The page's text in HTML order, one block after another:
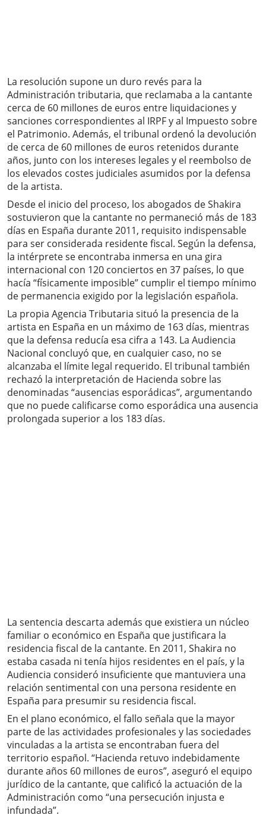
La resolución supone un duro revés para la
Administración tributaria, que reclamaba a la cantante
cerca de 60 millones de euros entre liquidaciones y
sanciones correspondientes al IRPF y al Impuesto sobre
el Patrimonio. Además, el tribunal ordenó la devolución
de cerca de 60 millones de euros retenidos durante
años, junto con los intereses legales y el reembolso de
los elevados costes judiciales asumidos por la defensa
de la artista.
Desde el inicio del proceso, los abogados de Shakira
sostuvieron que la cantante no permaneció más de 183
días en España durante 2011, requisito indispensable
para ser considerada residente fiscal. Según la defensa,
la intérprete se encontraba inmersa en una gira
internacional con 120 conciertos en 37 países, lo que
hacía “físicamente imposible” cumplir el tiempo mínimo
de permanencia exigido por la legislación española.
La propia Agencia Tributaria situó la presencia de la
artista en España en un máximo de 163 días, mientras
que la defensa reducía esa cifra a 143. La Audiencia
Nacional concluyó que, en cualquier caso, no se
alcanzaba el límite legal requerido. El tribunal también
rechazó la interpretación de Hacienda sobre las
denominadas “ausencias esporádicas”, argumentando
que no puede calificarse como esporádica una ausencia
prolongada superior a los 183 días.
La sentencia descarta además que existiera un núcleo
familiar o económico en España que justificara la
residencia fiscal de la cantante. En 2011, Shakira no
estaba casada ni tenía hijos residentes en el país, y la
Audiencia consideró insuficiente que mantuviera una
relación sentimental con una persona residente en
España para presumir su residencia fiscal.
En el plano económico, el fallo señala que la mayor
parte de las actividades profesionales y las sociedades
vinculadas a la artista se encontraban fuera del
territorio español. “Hacienda retuvo indebidamente
durante años 60 millones de euros”, aseguró el equipo
jurídico de la cantante, que calificó la actuación de la
Administración como “una persecución injusta e
infundada”.